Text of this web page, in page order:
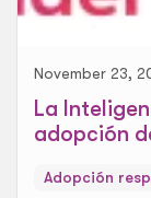
November 23,
La
adopción
Adopción